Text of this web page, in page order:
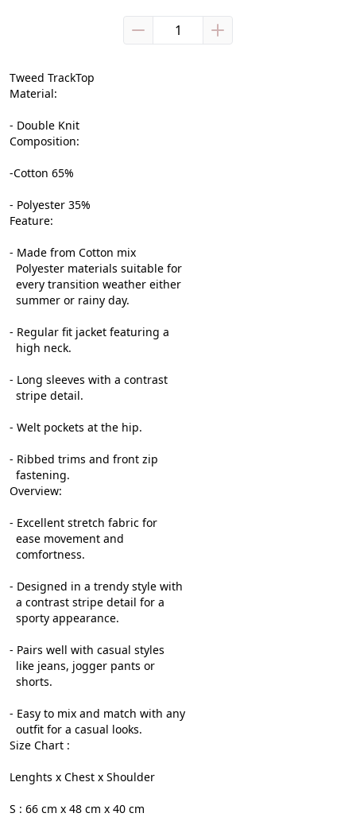
Tweed TrackTop
Material:
- Double Knit
Composition:
-Cotton 65%
- Polyester 35%
Feature:
- Made from Cotton mix
  Polyester materials suitable for
  every transition weather either
  summer or rainy day.
- Regular fit jacket featuring a
  high neck.
- Long sleeves with a contrast
  stripe detail.
- Welt pockets at the hip.
- Ribbed trims and front zip
  fastening.
Overview:
- Excellent stretch fabric for
  ease movement and
  comfortness.
- Designed in a trendy style with
  a contrast stripe detail for a
  sporty appearance.
- Pairs well with casual styles
  like jeans, jogger pants or
  shorts.
- Easy to mix and match with any
  outfit for a casual looks.
Size Chart :
Lenghts x Chest x Shoulder
S : 66 cm x 48 cm x 40 cm